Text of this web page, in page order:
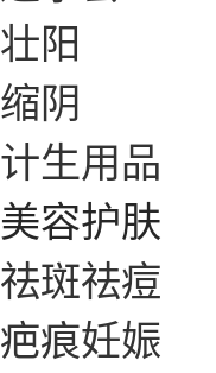
壮阳
缩阴
计生用品
美容护肤
祛斑祛痘
疤痕妊娠